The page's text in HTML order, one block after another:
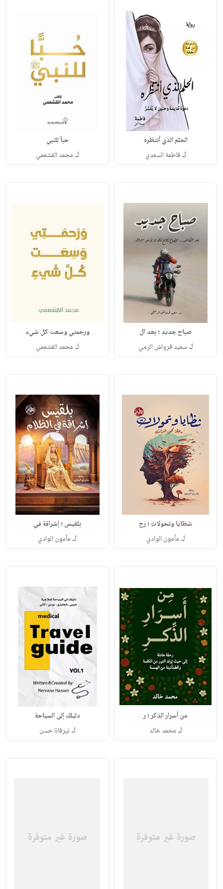
الحلم الذي أنتظره
لـفاطمة السعدي
حباً للنبي
لـ محمد القشعمي
صباح جديد ؛ بعد ال
لـسعيد قرواش الرمي
ورحمتي وسعت كل شيء
لـ محمد القشعمي
شظايا وتحولات ؛ رح
لـ مأمون الوادي
بلقيس ؛ إشراقة في
لـ مأمون الوادي
من أسرار الذكر ؛ ر
لـ محمد خالد
دليلك إلى السياحة
لـ نيرفانا حسن